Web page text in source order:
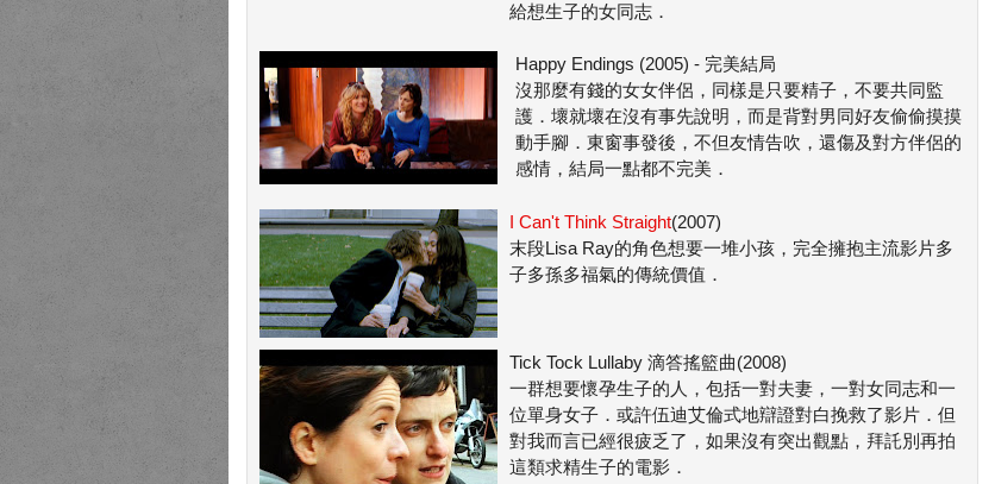
給想生子的女同志．
Happy Endings (2005) - 完美結局
沒那麼有錢的女女伴侶，同樣是只要精子，不要共同監
護．壞就壞在沒有事先說明，而是背對男同好友偷偷摸摸
動手腳．東窗事發後，不但友情告吹，還傷及對方伴侶的
感情，結局一點都不完美．
I Can't Think Straight(2007)
末段Lisa Ray的角色想要一堆小孩，完全擁抱主流影片多
子多孫多福氣的傳統價值．
Tick Tock Lullaby 滴答搖籃曲(2008)
一群想要懷孕生子的人，包括一對夫妻，一對女同志和一
位單身女子．或許伍迪艾倫式地辯證對白挽救了影片．但
對我而言已經很疲乏了，如果沒有突出觀點，拜託別再拍
這類求精生子的電影．